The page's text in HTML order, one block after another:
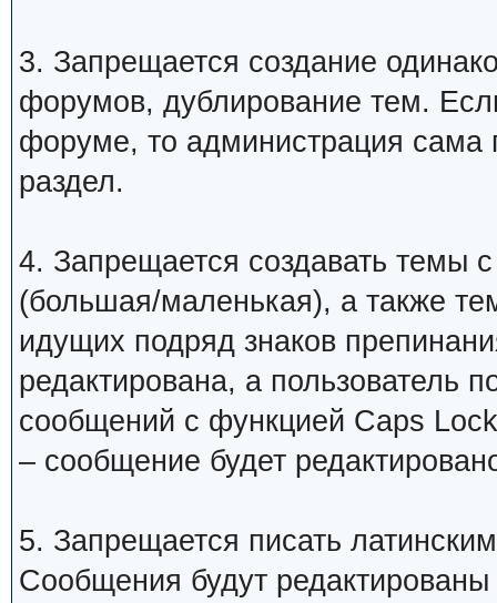
3. Запрещается создание
форумов, дублирование тем.
форуме, то администрация сама
раздел.
4. Запрещается создавать темы
(большая/маленькая), а также
идущих подряд знаков
редактирована, а пользователь
сообщений с функцией Caps
– сообщение будет
5. Запрещается писать
Сообщения будут